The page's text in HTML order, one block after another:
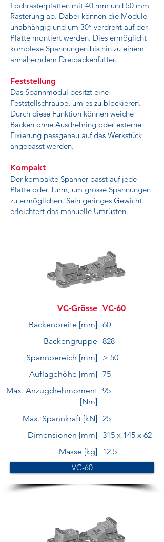
Lochrasterplatten mit 40 mm und 50 mm
Rasterung ab. Dabei können die Module
unabhängig und um 30° verdreht auf der
Platte montiert werden. Dies ermöglicht
komplexe Spannungen bis hin zu einem
annäherndem Dreibackenfutter.
Feststellung
Das Spannmodul besitzt eine
Feststellschraube, um es zu blockieren.
Durch diese Funktion können weiche
Backen ohne Ausdrehring oder externe
Fixierung passgenau auf das Werkstück
angepasst werden.
Kompakt
Der kompakte Spanner passt auf jede
Platte oder Turm, um grosse Spannungen
zu ermöglichen. Sein geringes Gewicht
erleichtert das manuelle Umrüsten.
VC-Grösse VC-60
Backenbreite [mm] 60
Backengruppe 828
Spannbereich [mm]
> 50
Auflagehöhe [mm] 75
Max. Anzugdrehmoment
[Nm]
95
Max. Spannkraft [kN] 25
Dimensionen [mm] 315 x 145 x 62
Masse [kg]
12.5
VC-60